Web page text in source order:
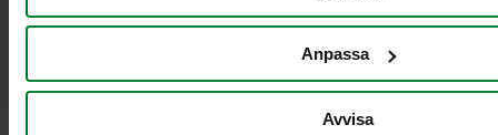
Anpassa
Avvisa